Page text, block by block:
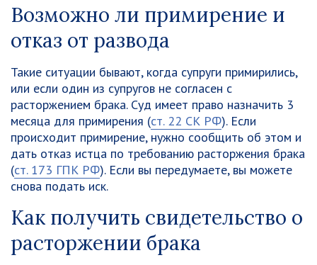
Возможно ли примирение и
отказ от развода
Такие ситуации бывают, когда супруги примирились,
или если один из супругов не согласен с
расторжением брака. Суд имеет право назначить 3
месяца для примирения (ст. 22 СК РФ). Если
происходит примирение, нужно сообщить об этом и
дать отказ истца по требованию расторжения брака
(ст. 173 ГПК РФ). Если вы передумаете, вы можете
снова подать иск.
Как получить свидетельство о
расторжении брака